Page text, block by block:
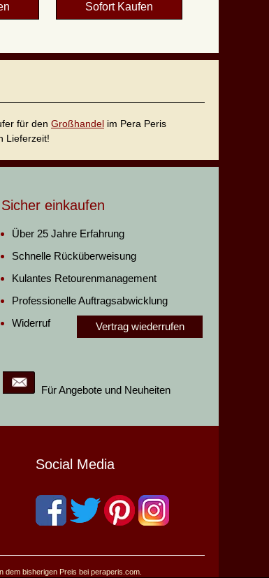
Sofort Kaufen
für den Großhandel im Pera Peris
Lieferzeit!
Für Angebote und Neuheiten
Sicher einkaufen
Über 25 Jahre Erfahrung
Schnelle Rücküberweisung
Kulantes Retourenmanagement
Professionelle Auftragsabwicklung
Widerruf
Vertrag wiederrufen
Social Media
bisherigen Preis bei peraperis.com.